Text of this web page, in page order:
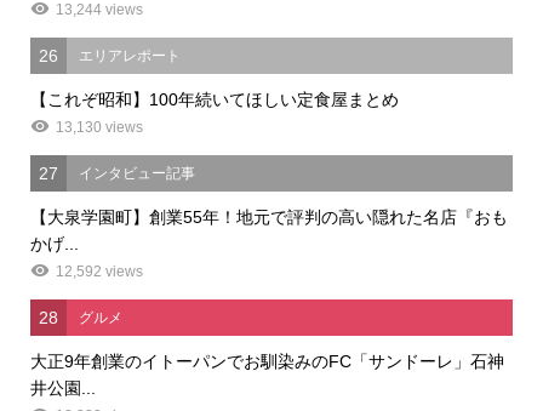
13,244 views
26 エリアレポート
【これぞ昭和】100年続いてほしい定食屋まとめ
13,130 views
27 インタビュー記事
【大泉学園町】創業55年！地元で評判の高い隠れた名店『おも
かげ...
12,592 views
28 グルメ
大正9年創業のイトーパンでお馴染みのFC「サンドーレ」石神
井公園...